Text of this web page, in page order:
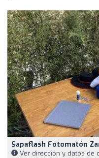
Sapaflash Fotomatón
Ver dirección y datos de